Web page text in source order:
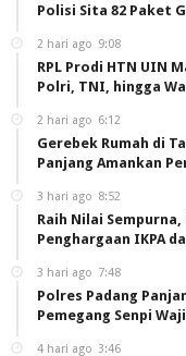
Polisi Sita 82 Paket
2 hari ago 9:08
RPL Prodi HTN UIN
Polri, TNI, hingga
2 hari ago 6:12
Gerebek Rumah di
Panjang Amankan
3 hari ago 8:52
Raih Nilai
Penghargaan IKPA
3 hari ago 7:48
Polres Padang
Pemegang Senpi
4 hari ago 3:46